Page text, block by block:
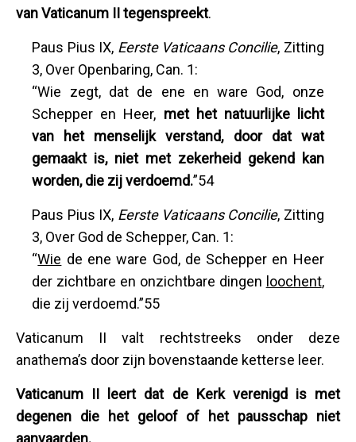
van Vaticanum II tegenspreekt.
Paus Pius IX, Eerste Vaticaans Concilie, Zitting
3, Over Openbaring, Can. 1:
“Wie zegt, dat de ene en ware God, onze
Schepper en Heer, met het natuurlijke licht
van het menselijk verstand, door dat wat
gemaakt is, niet met zekerheid gekend kan
worden, die zij verdoemd.”54
Paus Pius IX, Eerste Vaticaans Concilie, Zitting
3, Over God de Schepper, Can. 1:
“Wie de ene ware God, de Schepper en Heer
der zichtbare en onzichtbare dingen loochent,
die zij verdoemd.”55
Vaticanum II valt rechtstreeks onder deze
anathema’s door zijn bovenstaande ketterse leer.
Vaticanum II leert dat de Kerk verenigd is met
degenen die het geloof of het pausschap niet
aanvaarden.